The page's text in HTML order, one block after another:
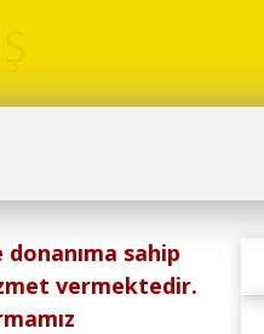
sahip
vermektedir.